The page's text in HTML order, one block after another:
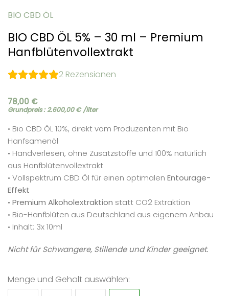
BIO CBD ÖL
BIO CBD ÖL 5% – 30 ml – Premium
Hanfblütenvollextrakt
2 Rezensionen
78,00 €
Grundpreis : 2.600,00€ /liter
• Bio CBD ÖL 10%, direkt vom Produzenten mit Bio
Hanfsamenöl
• Handverlesen, ohne Zusatzstoffe und 100% natürlich
aus Hanfblütenvollextrakt
• Vollspektrum CBD Öl für einen optimalen Entourage-
Effekt
• Premium Alkoholextraktion statt CO2 Extraktion
• Bio-Hanfblüten aus Deutschland aus eigenem Anbau
• Inhalt: 3x 10ml
Nicht für Schwangere, Stillende und Kinder geeignet.
Menge und Gehalt auswählen: